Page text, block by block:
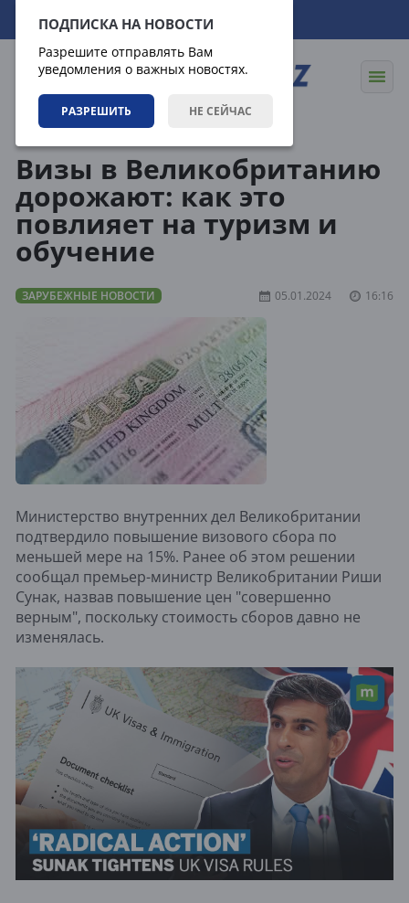
ПОДПИСКА НА НОВОСТИ
Разрешите отправлять Вам
уведомления о важных новостях.
РАЗРЕШИТЬ НЕ СЕЙЧАС
06.08.2026 19:29:42
Визы в Великобританию
дорожают: как это
повлияет на туризм и
обучение
ЗАРУБЕЖНЫЕ НОВОСТИ 05.01.2024 16:16
Министерство внутренних дел Великобритании
подтвердило повышение визового сбора по
меньшей мере на 15%. Ранее об этом решении
сообщал премьер-министр Великобритании Риши
Сунак, назвав повышение цен "совершенно
верным", поскольку стоимость сборов давно не
изменялась.